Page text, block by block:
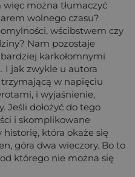
można tłumaczyć
wolnego czasu?
wścibstwem czy
Nam pozostaje
karkołomnymi
I jak zwykle u autora
w napięciu
i wyjaśnienie,
Jeśli dołożyć do tego
i skomplikowane
która okaże się
góra dwa wieczory. Bo to
którego nie można się